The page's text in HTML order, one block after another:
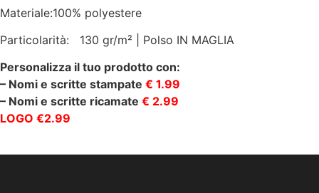
055081P
quantità
Materiale:100% polyestere
Particolarità: 130 gr/m² | Polso IN MAGLIA
Personalizza il tuo prodotto con:
– Nomi e scritte stampate € 1.99
– Nomi e scritte ricamate € 2.99
LOGO €2.99